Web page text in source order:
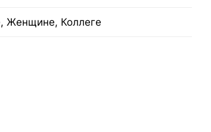
Женщине, Коллеге